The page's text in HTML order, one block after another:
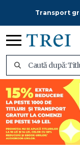
Transport